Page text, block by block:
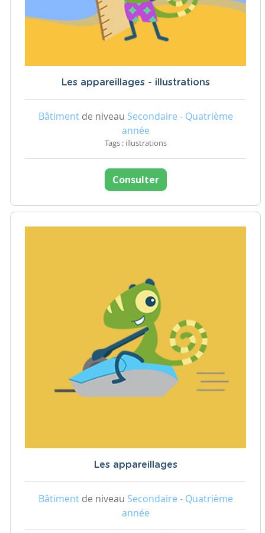
Les appareillages - illustrations
Bâtimentde niveau Secondaire - Quatrième
année
Tags : illustrations
Consulter
Les appareillages
Bâtimentde niveau Secondaire - Quatrième
année